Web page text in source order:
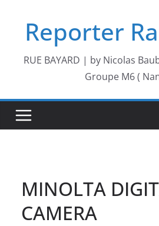
contenuReporter
RUE BAYARD | by Nicolas
Groupe M6 (
MINOLTA
CAMERA